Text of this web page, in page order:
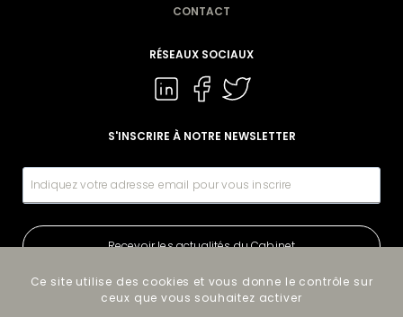
CONTACT
RÉSEAUX SOCIAUX
S'INSCRIRE À NOTRE NEWSLETTER
Recevoir les actualités du Cabinet
Ce site utilise des cookies et vous donne le contrôle sur
ceux que vous souhaitez activer